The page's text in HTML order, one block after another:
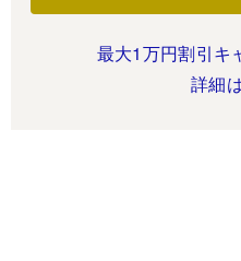
最大1万円割引キ
詳細